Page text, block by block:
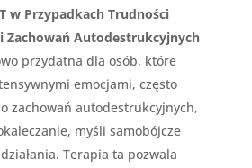
w Przypadkach Trudności
Zachowań Autodestrukcyjnych
przydatna dla osób, które
emocjami, często
zachowań autodestrukcyjnych,
myśli samobójcze
Terapia ta pozwala